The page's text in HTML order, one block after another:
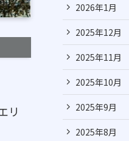
リ
2026年1月
2025年12月
2025年11月
2025年10月
2025年9月
2025年8月